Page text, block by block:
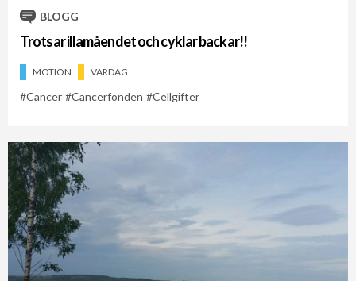
BLOGG
Trotsar illamåendet och cyklar backar!!
MOTION VARDAG
Cancer Cancerfonden Cellgifter